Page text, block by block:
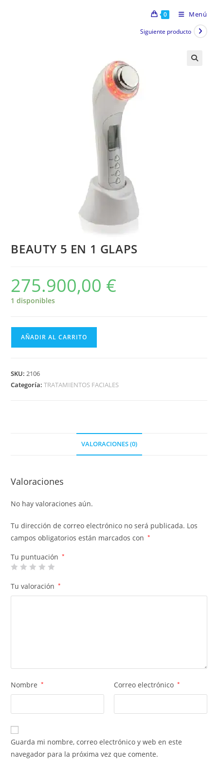
0 Menú
Siguiente producto
BEAUTY 5 EN 1 GLAPS
275.900,00 €
1 disponibles
AÑADIR AL CARRITO
SKU:2106
Categoría:TRATAMIENTOS FACIALES
VALORACIONES (0)
Valoraciones
No hay valoraciones aún.
Tu dirección de correo electrónico no será publicada. Los
campos obligatorios están marcados con
*
Tu puntuación *
Tu valoración *
Nombre * Correo electrónico *
Guarda mi nombre, correo electrónico y web en este
navegador para la próxima vez que comente.